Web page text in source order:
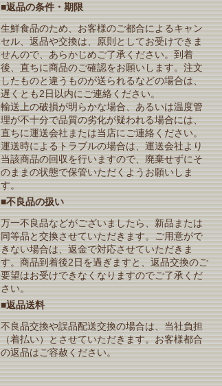
■返品の条件・期限
生鮮食品のため、お客様のご都合によるキャン
セル、返品や交換は、原則としてお受けできま
せんので、あらかじめご了承ください。到着
後、直ちに商品のご確認をお願いします。注文
したものと違うものが送られるなどの場合は、
遅くとも2日以内にご連絡ください。
輸送上の破損が明らかな場合、あるいは温度管
理が不十分で品質の劣化が疑われる場合には、
直ちに運送会社または当店にご連絡ください。
運送時によるトラブルの場合は、運送会社より
当該商品の回収を行いますので、廃棄せずにそ
のままの状態で保管いただくようお願いしま
す。
■不良品の扱い
万一不良品などがございましたら、新品または
同等品と交換させていただきます。ご用意がで
きない場合は、返金で対応させていただきま
す。商品到着後2日を過ぎますと、返品交換のご
要望はお受けできなくなりますのでご了承くだ
さい。
■返品送料
不良品交換や誤品配送交換の場合は、当社負担
（着払い）とさせていただきます。お客様都合
の返品はご容赦ください。